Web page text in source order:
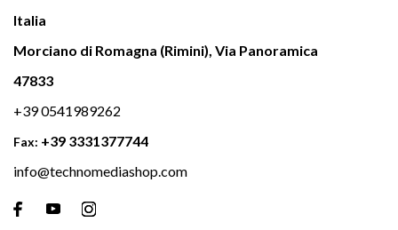
Italia
Morciano di Romagna (Rimini), Via Panoramica
47833
+39 0541989262
Fax: +39 3331377744
info@technomediashop.com